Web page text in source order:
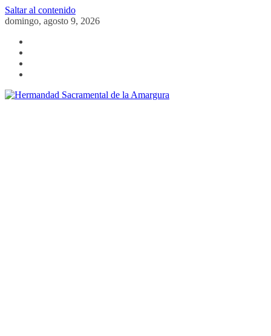
Saltar al contenido
domingo, agosto 9, 2026